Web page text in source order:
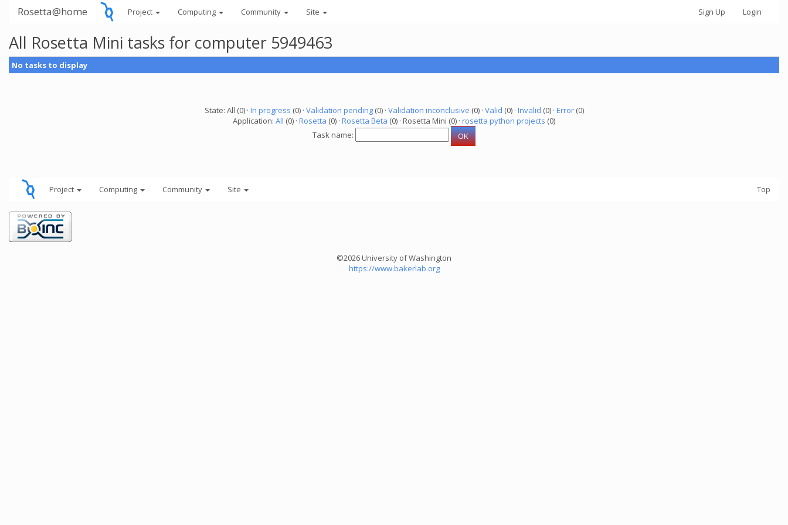
Rosetta@home Project Computing Community Site Sign Up Login
All Rosetta Mini tasks for computer 5949463
No tasks to display
State: All (0) · In progress (0) · Validation pending(0) · Validation inconclusive (0) · Valid (0) · Invalid (0) · Error(0)
Application: All (0) · Rosetta (0) · Rosetta Beta (0) · Rosetta Mini (0) · rosetta python projects (0)
Task name:
Project Computing Community Site Top
©2026 University of Washington
https://www.bakerlab.org